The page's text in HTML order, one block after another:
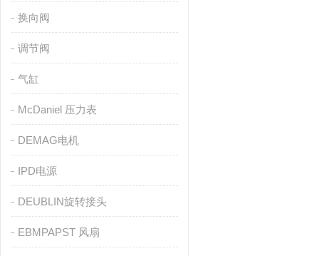
换向阀
调节阀
气缸
McDaniel 压力表
DEMAG电机
IPD电源
DEUBLIN旋转接头
EBMPAPST 风扇